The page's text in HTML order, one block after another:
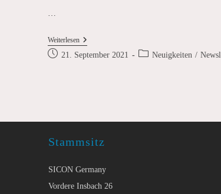
…
WeiterlesenMit
Schredderschrott
Beitrag21. September 2021
Beitrags-
Neuigkeiten /
Stammsitz
SICON Germany
Vordere Insbach 26